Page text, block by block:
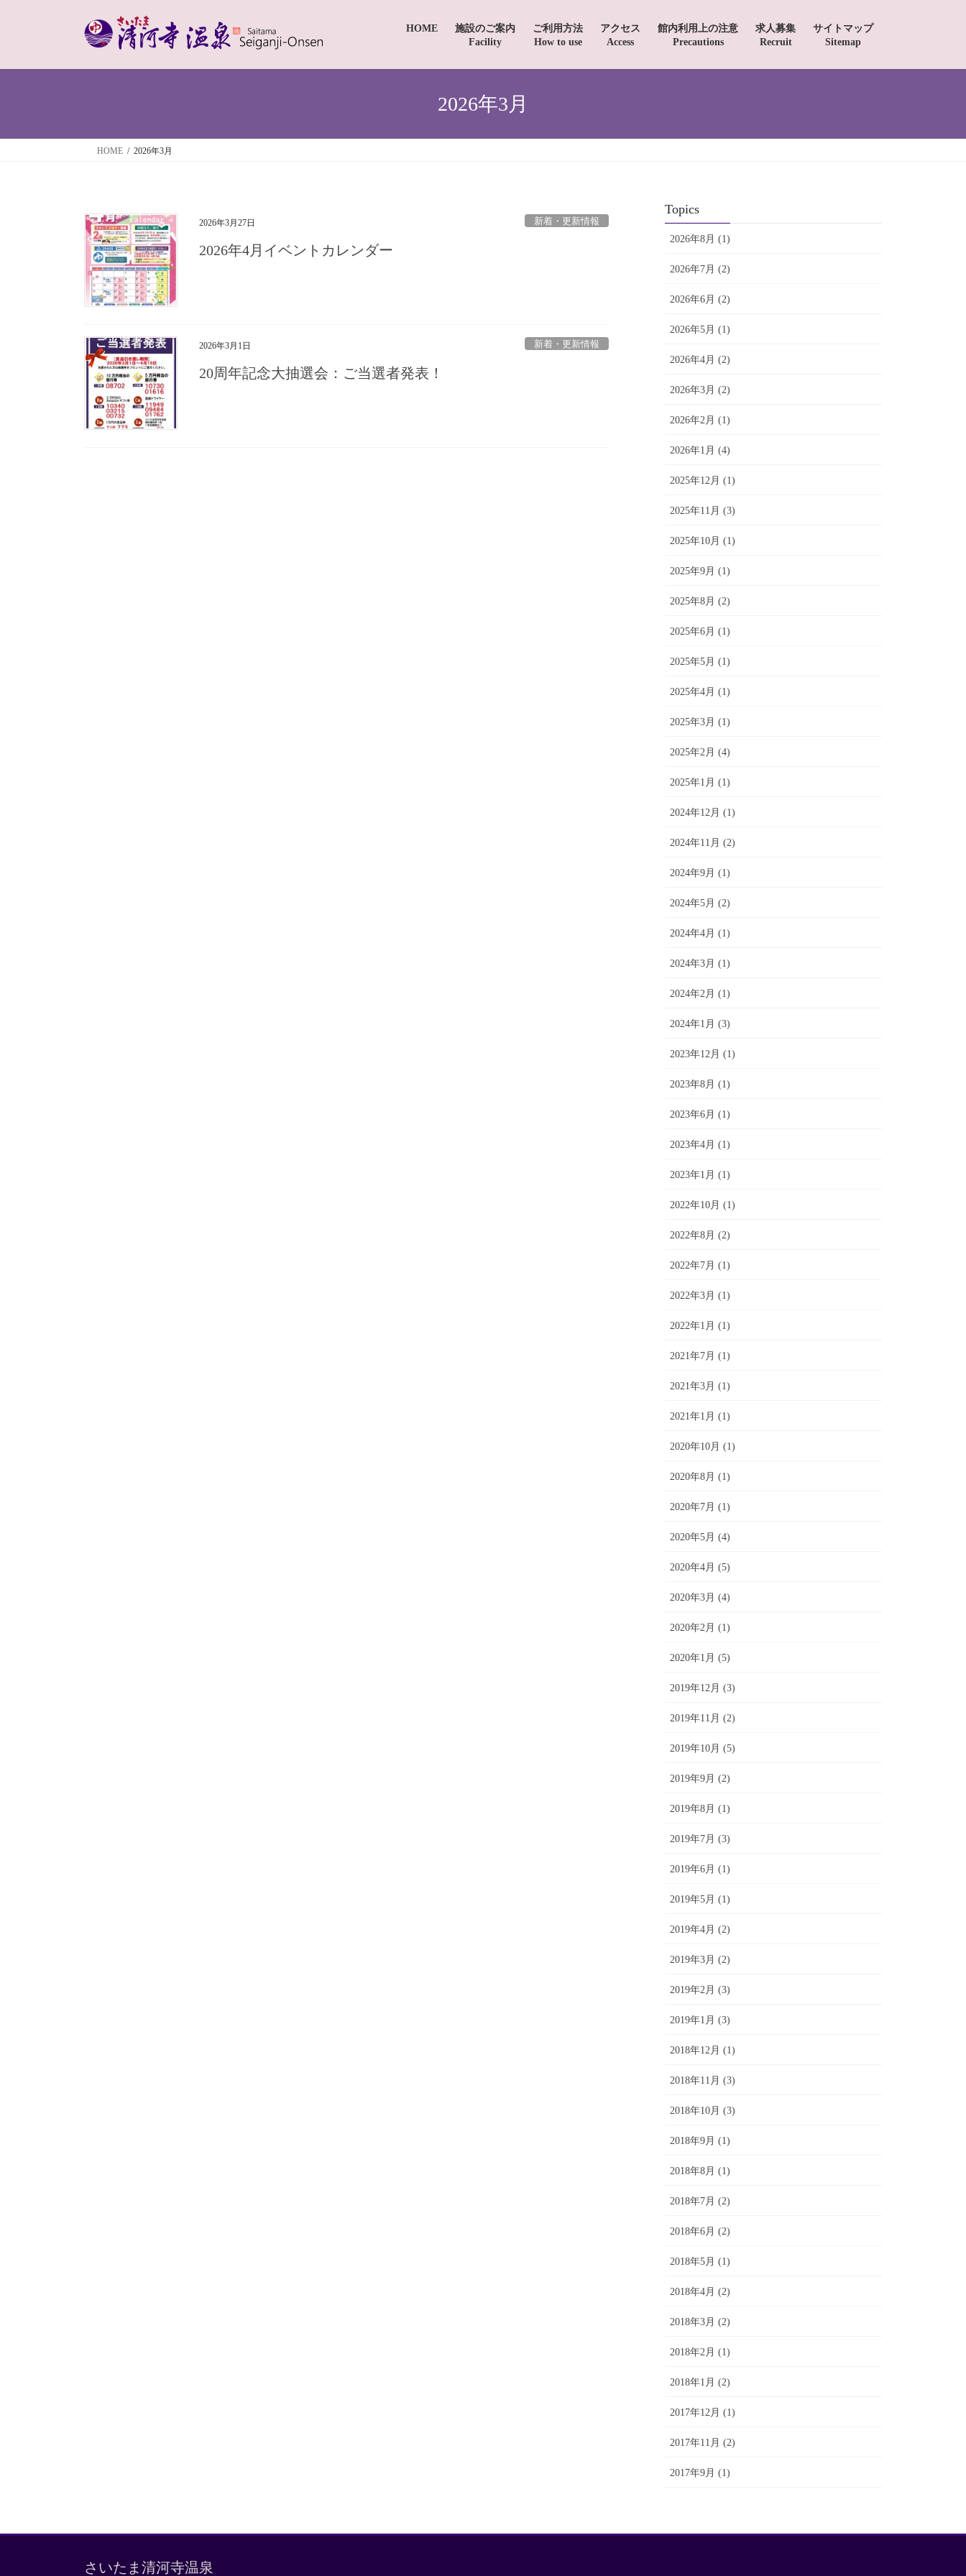
HOME
施設のご案内
Facility
ご利用方法
How to use
アクセス
Access
館内利用上の注意
Precautions
求人募集
Recruit
サイトマップ
Sitemap
2026年3月
HOME 2026年3月
2026年3月27日 新着・更新情報
2026年4月イベントカレンダー
2026年3月1日 新着・更新情報
20周年記念大抽選会：ご当選者発表！
Topics
2026年8月 (1)
2026年7月 (2)
2026年6月 (2)
2026年5月 (1)
2026年4月 (2)
2026年3月 (2)
2026年2月 (1)
2026年1月 (4)
2025年12月 (1)
2025年11月 (3)
2025年10月 (1)
2025年9月 (1)
2025年8月 (2)
2025年6月 (1)
2025年5月 (1)
2025年4月 (1)
2025年3月 (1)
2025年2月 (4)
2025年1月 (1)
2024年12月 (1)
2024年11月 (2)
2024年9月 (1)
2024年5月 (2)
2024年4月 (1)
2024年3月 (1)
2024年2月 (1)
2024年1月 (3)
2023年12月 (1)
2023年8月 (1)
2023年6月 (1)
2023年4月 (1)
2023年1月 (1)
2022年10月 (1)
2022年8月 (2)
2022年7月 (1)
2022年3月 (1)
2022年1月 (1)
2021年7月 (1)
2021年3月 (1)
2021年1月 (1)
2020年10月 (1)
2020年8月 (1)
2020年7月 (1)
2020年5月 (4)
2020年4月 (5)
2020年3月 (4)
2020年2月 (1)
2020年1月 (5)
2019年12月 (3)
2019年11月 (2)
2019年10月 (5)
2019年9月 (2)
2019年8月 (1)
2019年7月 (3)
2019年6月 (1)
2019年5月 (1)
2019年4月 (2)
2019年3月 (2)
2019年2月 (3)
2019年1月 (3)
2018年12月 (1)
2018年11月 (3)
2018年10月 (3)
2018年9月 (1)
2018年8月 (1)
2018年7月 (2)
2018年6月 (2)
2018年5月 (1)
2018年4月 (2)
2018年3月 (2)
2018年2月 (1)
2018年1月 (2)
2017年12月 (1)
2017年11月 (2)
2017年9月 (1)
さいたま清河寺温泉